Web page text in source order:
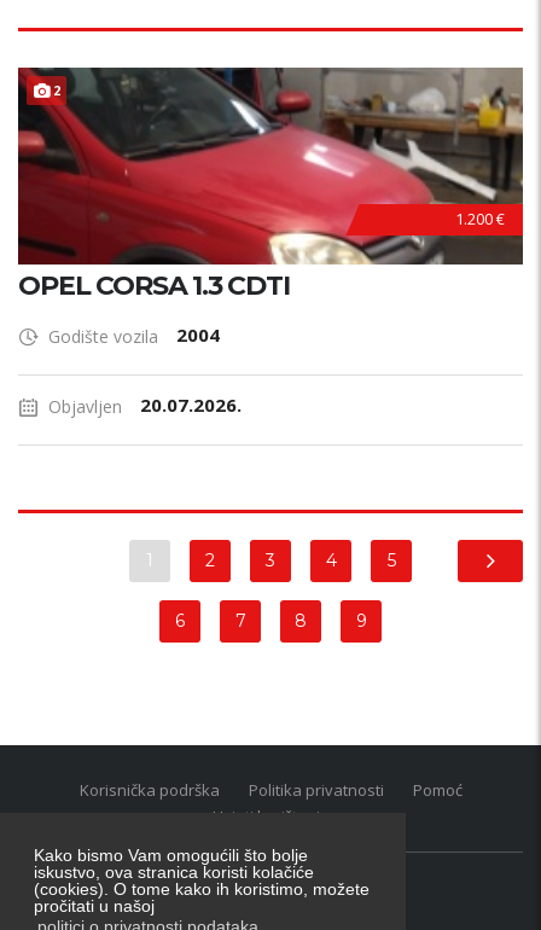
Kako bismo Vam omogućili što bolje
iskustvo, ova stranica koristi kolačiće
(cookies). O tome kako ih koristimo, možete
pročitati u našoj
2
1.200 €
OPEL CORSA 1.3 CDTI
Godište vozila 2004
Objavljen 20.07.2026.
1 2 3 4 5
6 7 8 9
Korisnička podrška Politika privatnosti
Pomoć
Uvjeti korištenja
Oglasnik grupacija:posao.hr|oglasnik.hr|auti.hr
Tečaj za konverziju u EUR valutu: 1 euro = 7.53450 kn